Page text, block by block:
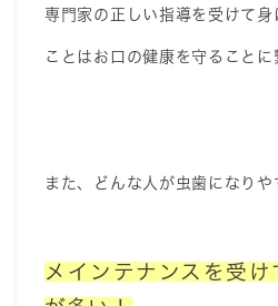
専門家の正しい指導を受けて身
ことはお口の健康を守ること
また、どんな人が虫歯になりや
メインテナンスを受